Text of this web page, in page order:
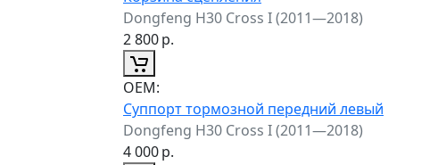
Dongfeng H30 Cross I (2011—2018)
2 800р.
ОЕМ:
Суппорт тормозной передний левый
Dongfeng H30 Cross I (2011—2018)
4 000р.